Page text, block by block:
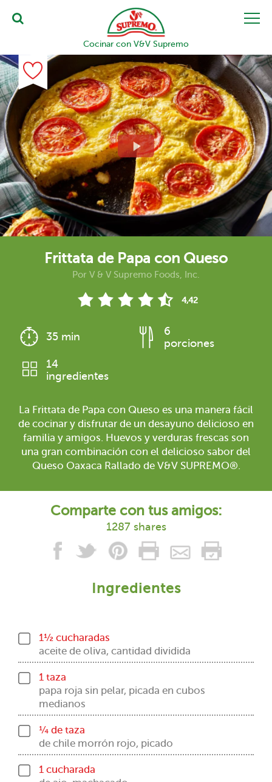
Cocinar con V&V Supremo
Frittata de Papa con Queso
Por V & V Supremo Foods, Inc.
4,42
35 min
6
porciones
14
ingredientes
La Frittata de Papa con Queso es una manera fácil
de cocinar y disfrutar de un desayuno delicioso en
familia y amigos. Huevos y verduras frescas son
una gran combinación con el delicioso sabor del
Queso Oaxaca Rallado de V&V SUPREMO®.
Comparte con tus amigos:
1287 shares
Ingredientes
1½ cucharadas
aceite de oliva, cantidad dividida
1 taza
papa roja sin pelar, picada en cubos
medianos
¼ de taza
de chile morrón rojo, picado
1 cucharada